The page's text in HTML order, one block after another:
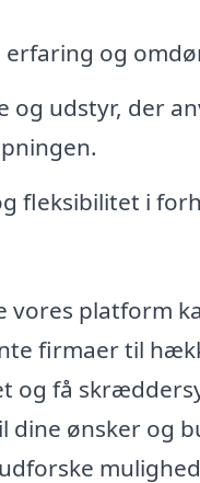
erfaring og
og udstyr, der
fleksibilitet i
vores platform
firmaer til
og få
dine ønsker og